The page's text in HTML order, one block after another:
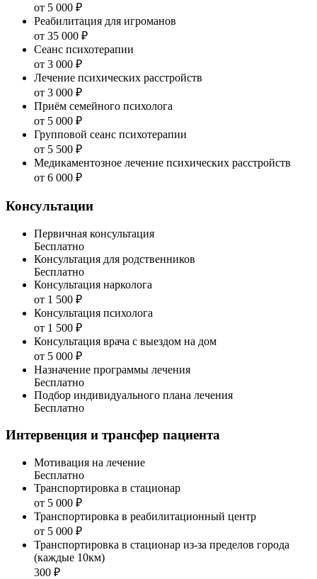
от 5 000 ₽
Реабилитация для игроманов
от 35 000 ₽
Сеанс психотерапии
от 3 000 ₽
Лечение психических расстройств
от 3 000 ₽
Приём семейного психолога
от 5 000 ₽
Групповой сеанс психотерапии
от 5 500 ₽
Медикаментозное лечение психических расстройств
от 6 000 ₽
Консультации
Первичная консультация
Бесплатно
Консультация для родственников
Бесплатно
Консультация нарколога
от 1 500 ₽
Консультация психолога
от 1 500 ₽
Консультация врача с выездом на дом
от 5 000 ₽
Назначение программы лечения
Бесплатно
Подбор индивидуального плана лечения
Бесплатно
Интервенция и трансфер пациента
Мотивация на лечение
Бесплатно
Транспортировка в стационар
от 5 000 ₽
Транспортировка в реабилитационный центр
от 5 000 ₽
Транспортировка в стационар из-за пределов города
(каждые 10км)
300 ₽